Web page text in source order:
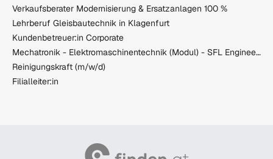
Verkaufsberater Modernisierung & Ersatzanlagen 100 %
Lehrberuf Gleisbautechnik in Klagenfurt
Kundenbetreuer:in Corporate
Mechatronik - Elektromaschinentechnik (Modul) - SFL Engineering GmbH
Reinigungskraft (m/w/d)
Filialleiter:in